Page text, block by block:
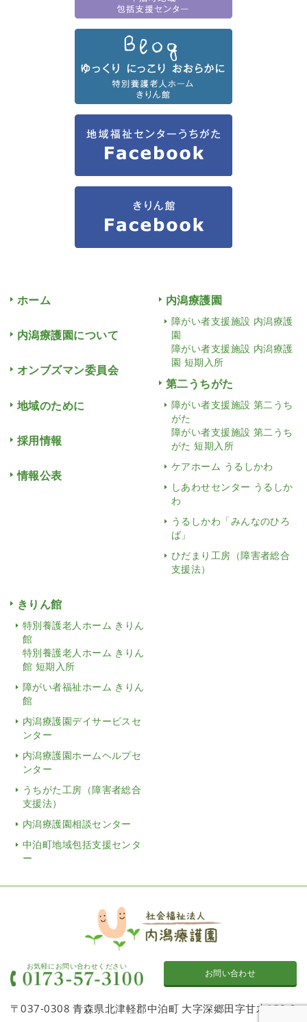
ホーム
内潟療護園について
オンブズマン委員会
地域のために
採用情報
情報公表
内潟療護園
障がい者支援施設 内潟療護
園
障がい者支援施設 内潟療護
園 短期入所
第二うちがた
障がい者支援施設 第二うち
がた
障がい者支援施設 第二うち
がた 短期入所
ケアホーム うるしかわ
しあわせセンター うるしか
わ
うるしかわ「みんなのひろ
ば」
ひだまり工房（障害者総合
支援法）
きりん館
特別養護老人ホーム きりん
館
特別養護老人ホーム きりん
館 短期入所
障がい者福祉ホーム きりん
館
内潟療護園デイサービスセ
ンター
内潟療護園ホームヘルプセ
ンター
うちがた工房（障害者総合
支援法）
内潟療護園相談センター
中泊町地域包括支援センタ
ー
お気軽にお問い合わせください
お問い合わせ
〒037-0308 青森県北津軽郡中泊町 大字深郷田字甘木120-2